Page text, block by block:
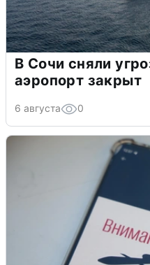
В Сочи сняли
аэропорт закрыт
6 августа 0